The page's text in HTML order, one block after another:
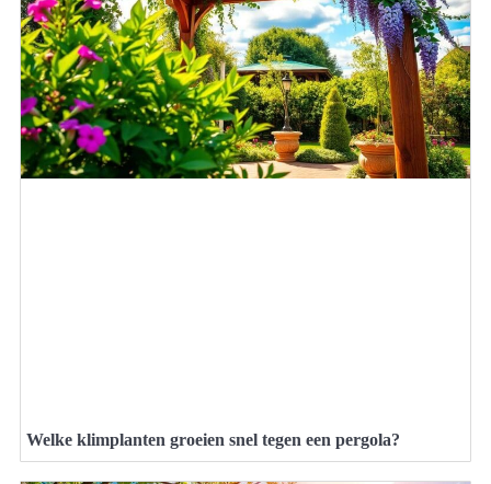
Welke klimplanten groeien snel tegen een pergola?